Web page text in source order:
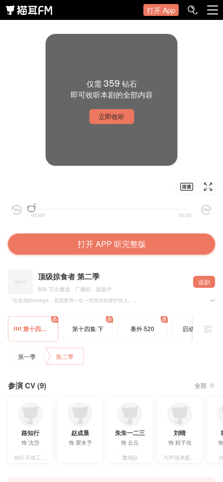
打开 App
仅需359 钻石
即可收听本剧的全部内容
立即收听
00:00 00:00
打开 APP 听完整版
顶级掠食者 第二季
800 万次播放 · 广播剧 · 连载中
追剧
『你是我的omega，是我要用一生一世陪伴和爱护的人。』
▶ 制作组 ◀
制作：@魔渔队
出品：@猫耳FM @知行天地
监制：张雯雯 洲洲
编剧：南禅@山下有个南禅寺
制片：八岁@八八八八八岁 卫子@With卫子
海报画师：薄荷Mintt@薄荷Mintt
📢 配音组 ◀
配音导演：路知行@路知知 刘西瓜@四又兮
录音师：袁珺 虞乐 Hongstar88s
————————————————
沈岱：路知行@路知知
第十四集·上 第十四集·下 番外·520 启动音征集
第一季 第二季
参演 CV (9) 全部
路知行
饰沈岱
知行天地工作室
赵成晨
饰瞿末予
朱朱一二三
饰 丘丘
魔渔队
刘晴
饰程子玫
与声俱来配音社团